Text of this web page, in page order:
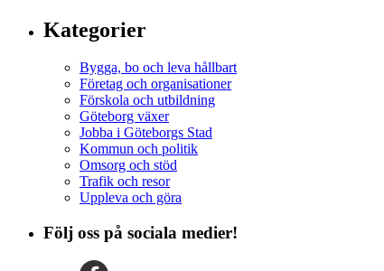
Kategorier
Bygga, bo och leva hållbart
Företag och organisationer
Förskola och utbildning
Göteborg växer
Jobba i Göteborgs Stad
Kommun och politik
Omsorg och stöd
Trafik och resor
Uppleva och göra
Följ oss på sociala medier!